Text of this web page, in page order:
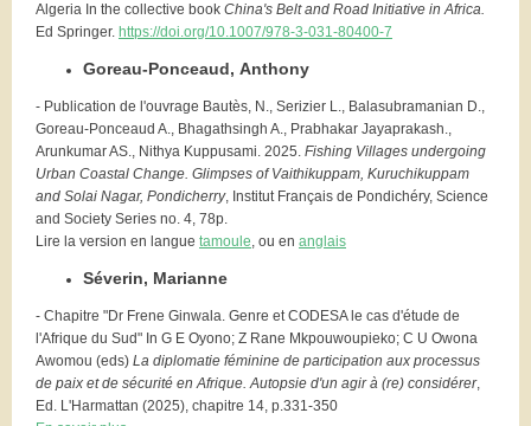
Algeria In the collective book China's Belt and Road Initiative in Africa.
Ed Springer. https://doi.org/10.1007/978-3-031-80400-7
Goreau-Ponceaud, Anthony
- Publication de l'ouvrage Bautès, N., Serizier L., Balasubramanian D.,
Goreau-Ponceaud A., Bhagathsingh A., Prabhakar Jayaprakash.,
Arunkumar AS., Nithya Kuppusami. 2025. Fishing Villages undergoing
Urban Coastal Change. Glimpses of Vaithikuppam, Kuruchikuppam
and Solai Nagar, Pondicherry, Institut Français de Pondichéry, Science
and Society Series no. 4, 78p.
Lire la version en langue tamoule, ou en anglais
Séverin, Marianne
- Chapitre "Dr Frene Ginwala. Genre et CODESA le cas d'étude de
l'Afrique du Sud" In G E Oyono; Z Rane Mkpouwoupieko; C U Owona
Awomou (eds) La diplomatie féminine de participation aux processus
de paix et de sécurité en Afrique. Autopsie d'un agir à (re) considérer,
Ed. L'Harmattan (2025), chapitre 14, p.331-350